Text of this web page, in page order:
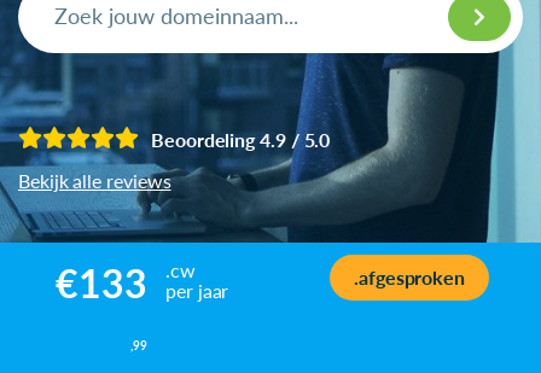
Beoordeling 4.9 / 5.0
Bekijk alle reviews
€133
,99
.cw
per jaar
.afgesproken